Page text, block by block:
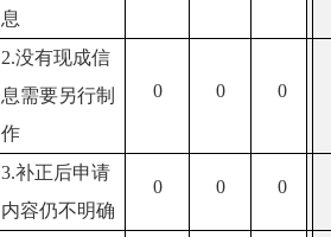
息
2.没有现成信
息需要另行制
作
0 0 0
3.补正后申请
内容仍不明确
0 0 0